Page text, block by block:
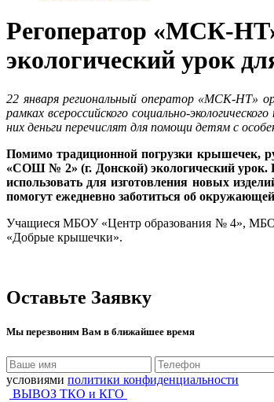
Регоператор «МСК-
экологический урок
22 января региональный оператор «МСК-НТ»
рамках всероссийского социально-
них деньги перечислят для помощи детям с
Помимо традиционной погрузки крышечек,
«СОШ № 2» (г. Донской) экологический урок.
использовать для изготовления новых
помогут ежедневно заботиться об
Учащиеся МБОУ «Центр образования № 4»,
«Добрые крышечки».
Оставьте Заявку
Мы перезвоним Вам в ближайшее время
условиями политики конфиденциальности
ВЫВОЗ ТКО и КГО